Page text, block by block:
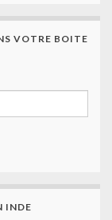
VOTRE BOITE
INDE